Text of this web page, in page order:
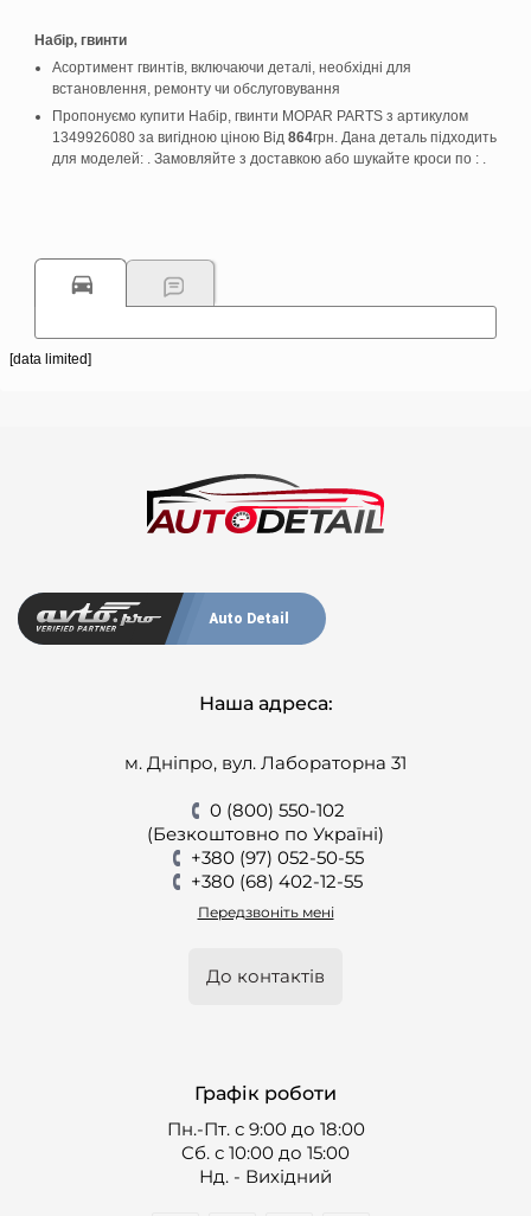
Набір, гвинти
Асортимент гвинтів, включаючи деталі, необхідні для
встановлення, ремонту чи обслуговування
Пропонуємо купити Набір, гвинти MOPAR PARTS з артикулом
1349926080 за вигідною ціною Від 864грн. Дана деталь підходить
для моделей: . Замовляйте з доставкою або шукайте кроси по : .
[data limited]
Auto Detail
Наша адреса:
м. Дніпро, вул. Лабораторна 31
0 (800) 550-102
(Безкоштовно по Україні)
+380 (97) 052-50-55
+380 (68) 402-12-55
Передзвоніть мені
До контактів
Графік роботи
Пн.-Пт. с 9:00 до 18:00
Cб. с 10:00 до 15:00
Нд. - Вихідний